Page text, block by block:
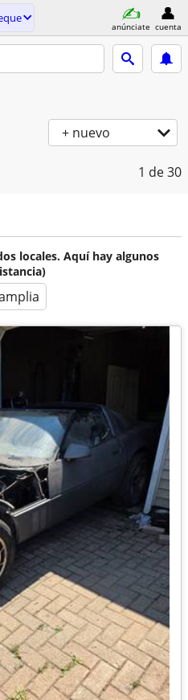
anúnciate cuenta
+ nuevo
1 de 30
locales. Aquí hay algunos